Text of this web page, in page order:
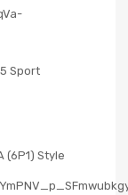
Sport
(6P1) Style